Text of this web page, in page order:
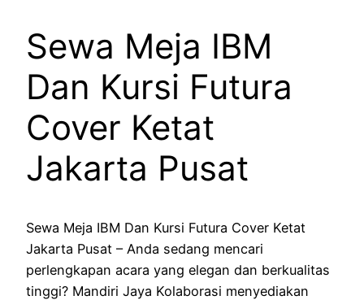
Sewa Meja IBM
Dan Kursi Futura
Cover Ketat
Jakarta Pusat
Sewa Meja IBM Dan Kursi Futura Cover Ketat
Jakarta Pusat – Anda sedang mencari
perlengkapan acara yang elegan dan berkualitas
tinggi? Mandiri Jaya Kolaborasi menyediakan